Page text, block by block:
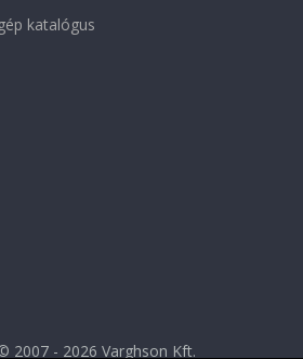
katalógus
2007 - 2026 Varghson Kft.